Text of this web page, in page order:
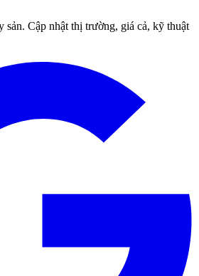
sản. Cập nhật thị trường, giá cả, kỹ thuật